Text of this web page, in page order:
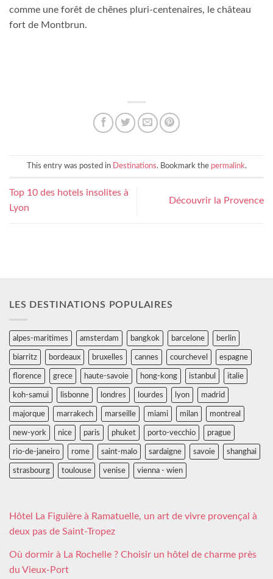
comme une forêt de chênes pluri-centenaires, le château
fort de Montbrun.
This entry was posted in Destinations. Bookmark the permalink.
Top 10 des hotels insolites à
Lyon
Découvrir la Provence
LES DESTINATIONS POPULAIRES
alpes-maritimes amsterdam bangkok barcelone berlin
biarritz bordeaux bruxelles cannes courchevel espagne
florence grece haute-savoie hong-kong istanbul italie
koh-samui lisbonne londres lourdes lyon madrid
majorque marrakech marseille miami milan montreal
new-york nice paris phuket porto-vecchio prague
rio-de-janeiro rome saint-malo sardaigne savoie shanghai
strasbourg toulouse venise vienna - wien
Hôtel La Figuière à Ramatuelle, un art de vivre provençal à
deux pas de Saint-Tropez
Où dormir à La Rochelle ? Choisir un hôtel de charme près
du Vieux-Port